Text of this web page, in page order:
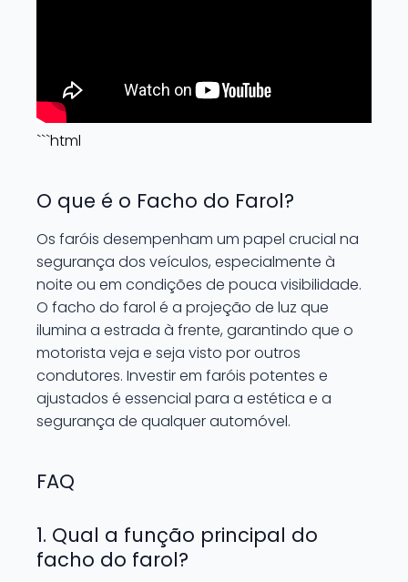
```html
O que é o Facho do Farol?
Os faróis desempenham um papel crucial na
segurança dos veículos, especialmente à
noite ou em condições de pouca visibilidade.
O facho do farol é a projeção de luz que
ilumina a estrada à frente, garantindo que o
motorista veja e seja visto por outros
condutores. Investir em faróis potentes e
ajustados é essencial para a estética e a
segurança de qualquer automóvel.
FAQ
1. Qual a função principal do
facho do farol?